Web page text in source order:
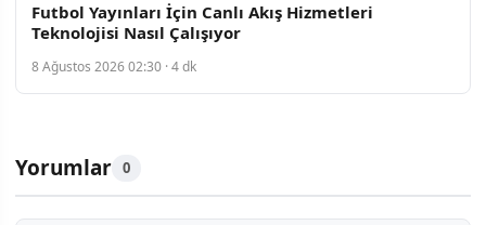
Futbol Yayınları İçin Canlı Akış Hizmetleri
Teknolojisi Nasıl Çalışıyor
8 Ağustos 2026 02:30 · 4 dk
Yorumlar 0